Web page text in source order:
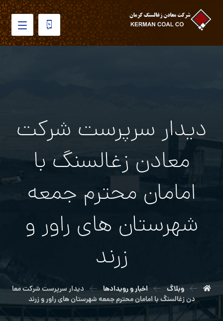
دیدار سرپرست شرکت
معادن زغالسنگ با
امامان محترم جمعه
شهرستان های راور و
زرند
وبلاگ اخبار و رویدادها
دیدار سرپرست شرکت معا
دن زغالسنگ با امامان محترم جمعه شهرستان های راور و زرند